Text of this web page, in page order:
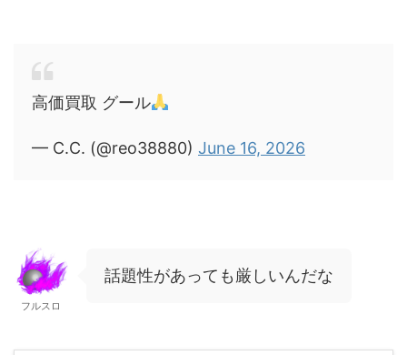
高価買取 グール
— C.C. (@reo38880) June 16, 2026
フルスロ
話題性があっても厳しいんだな